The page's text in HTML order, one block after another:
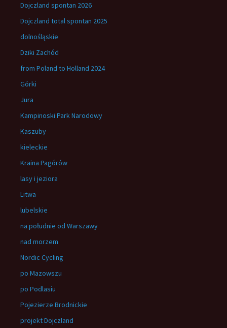
Dojczland spontan 2026
Dojczland total spontan 2025
dolnośląskie
Dziki Zachód
from Poland to Holland 2024
Górki
Jura
Kampinoski Park Narodowy
Kaszuby
kieleckie
Kraina Pagórów
lasy i jeziora
Litwa
lubelskie
na południe od Warszawy
nad morzem
Nordic Cycling
po Mazowszu
po Podlasiu
Pojezierze Brodnickie
projekt Dojczland